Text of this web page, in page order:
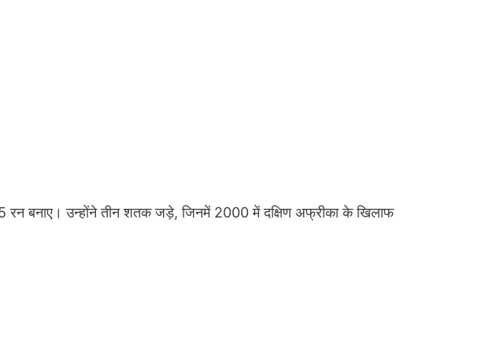
बनाए। उन्होंने तीन शतक जड़े, जिनमें 2000 में दक्षिण अफ्रीका के खिलाफ